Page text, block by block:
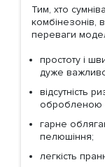
Тим, хто
комбінезонів,
переваги
простоту і
дуже
відсутність
обробленою
гарне
пелюшіння;
легкість